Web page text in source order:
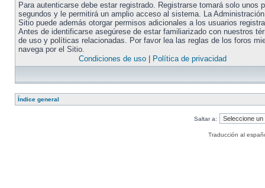
Para autenticarse debe estar registrado. Registrarse tomará solo unos
segundos y le permitirá un amplio acceso al sistema. La
Sitio puede además otorgar permisos adicionales a los usuarios
Antes de identificarse asegúrese de estar familiarizado con nuestros
de uso y políticas relacionadas. Por favor lea las reglas de los foros
navega por el Sitio.
Condiciones de uso| Política de privacidad
Índice general
Saltar a:
Traducción al